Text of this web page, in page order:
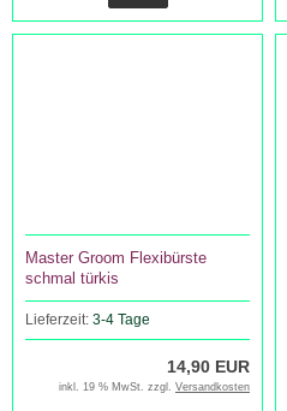
Master Groom Flexibürste
schmal türkis
Lieferzeit: 3-4 Tage
14,90 EUR
inkl. 19 % MwSt. zzgl. Versandkosten